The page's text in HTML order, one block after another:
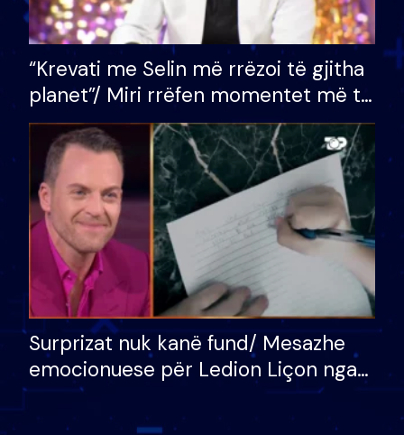
“Krevati me Selin më rrëzoi të gjitha
planet”/ Miri rrëfen momentet më të
bukura në shtëpinë e BB VIP: Do më
mungojë zilja e mëngjesit kur…
Surprizat nuk kanë fund/ Mesazhe
emocionuese për Ledion Liçon nga
nëna dhe fëmijët e tij, moderatori
nuk i mban dot lotët: Nuk meritoj…